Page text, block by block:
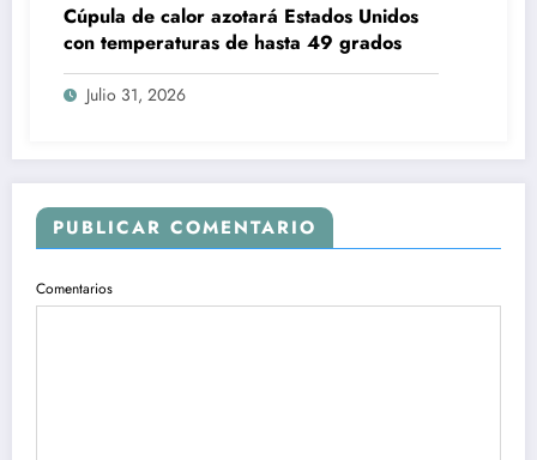
Cúpula de calor azotará Estados Unidos
con temperaturas de hasta 49 grados
Julio 31, 2026
PUBLICAR COMENTARIO
Comentarios